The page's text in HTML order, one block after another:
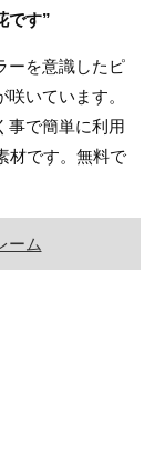
です”
ーを意識したピ
いています。
事で簡単に利用
材です。無料で
ーム